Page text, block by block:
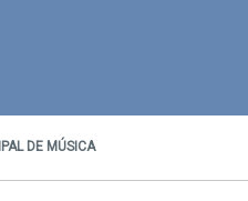
DE MÚSICA